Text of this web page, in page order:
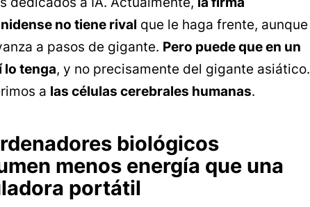
no tiene rival que le haga frente, aunque
a pasos de gigante. Pero puede que en un
tenga, y no precisamente del gigante asiático.
a las células cerebrales humanas.
biológicos
menos energía que una
portátil